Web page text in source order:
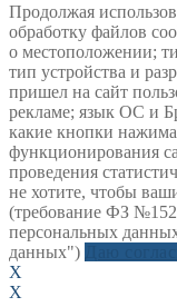
Продолжая
обработку файлов
о местоположении;
тип устройства и
пришел на сайт
рекламе; язык ОС и
какие кнопки
функционирования
проведения
не хотите, чтобы
(требование ФЗ
персональных
данных")
X
X